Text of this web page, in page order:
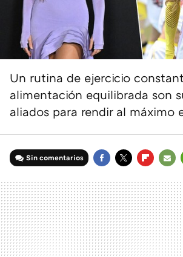
Un rutina de ejercicio
alimentación equilibrada son
aliados para rendir al máximo
Sin comentarios
MAIL